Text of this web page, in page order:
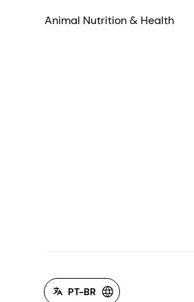
Animal Nutrition & Health
PT-BR